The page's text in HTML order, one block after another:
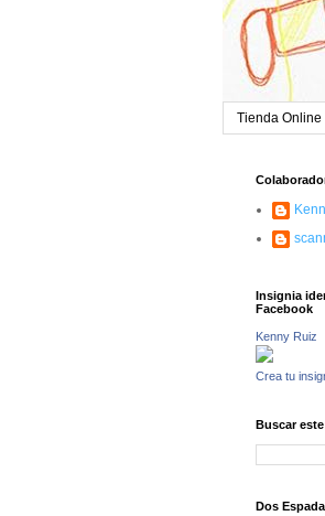
Tienda Online
Insignia
Facebook
Kenny Ruiz
Crea tu
Buscar
Dos